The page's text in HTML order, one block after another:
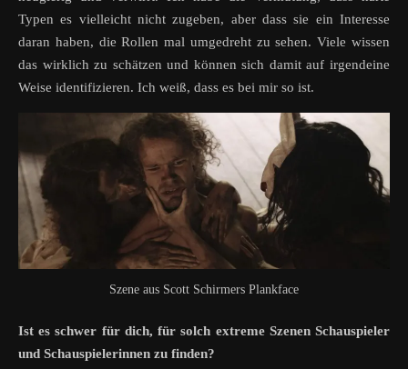
Typen es vielleicht nicht zugeben, aber dass sie ein Interesse
daran haben, die Rollen mal umgedreht zu sehen. Viele wissen
das wirklich zu schätzen und können sich damit auf irgendeine
Weise identifizieren. Ich weiß, dass es bei mir so ist.
Szene aus Scott Schirmers Plankface
Ist es schwer für dich, für solch extreme Szenen Schauspieler
und Schauspielerinnen zu finden?